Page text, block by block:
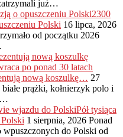
już…
2300
Polski 16 lipca, 2026
od początku 2026
nową koszulkę… 27
prążki, kołnierzyk polo i
Pół tysiąca
1 sierpnia, 2026 Ponad
wpuszczonych do Polski od